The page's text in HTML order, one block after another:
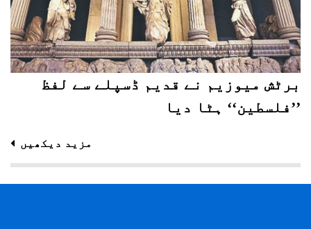
برٹش میوزیم نے قدیم ڈسپلے سے لفظ
’’فلسطین‘‘ ہٹا دیا
مزید دیکھیں